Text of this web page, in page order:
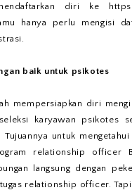
diri ke
hanya perlu mengisi
baik untuk psikotes
mempersiapkan diri
karyawan psikotes
untuk mengetahui
relationship officer
langsung dengan
relationship officer.